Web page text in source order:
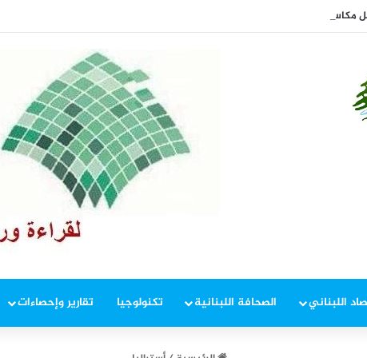
أسبوعية منذ يناير
اللبناني الصحافة اللبنانية تكنولوجيا تقارير وإحصاءات